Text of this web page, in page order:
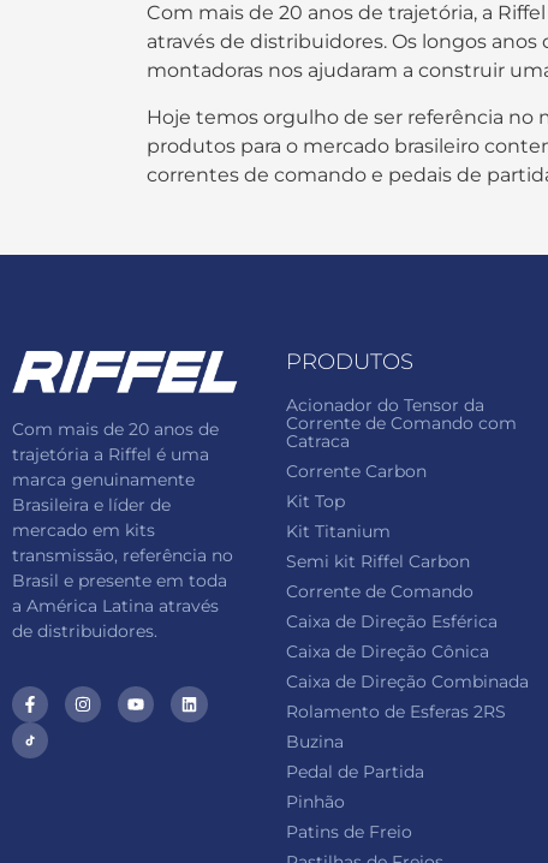
Com mais de 20 anos de trajetória, a
através de distribuidores. Os longos
montadoras nos ajudaram a construir
Hoje temos orgulho de ser referência no
produtos para o mercado brasileiro
correntes de comando e pedais de
Com mais de 20 anos de
trajetória a Riffel é uma
marca genuinamente
Brasileira e líder de
mercado em kits
transmissão, referência no
Brasil e presente em toda
a América Latina através
de distribuidores.
PRODUTOS
Acionador do Tensor da
Corrente de Comando com
Catraca
Corrente Carbon
Kit Top
Kit Titanium
Semi kit Riffel Carbon
Corrente de Comando
Caixa de Direção Esférica
Caixa de Direção Cônica
Caixa de Direção Combinada
Rolamento de Esferas 2RS
Buzina
Pedal de Partida
Pinhão
Patins de Freio